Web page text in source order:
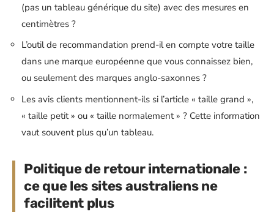
(pas un tableau générique du site) avec des mesures en
centimètres ?
L’outil de recommandation prend-il en compte votre taille
dans une marque européenne que vous connaissez bien,
ou seulement des marques anglo-saxonnes ?
Les avis clients mentionnent-ils si l’article « taille grand »,
« taille petit » ou « taille normalement » ? Cette information
vaut souvent plus qu’un tableau.
Politique de retour internationale :
ce que les sites australiens ne
facilitent plus